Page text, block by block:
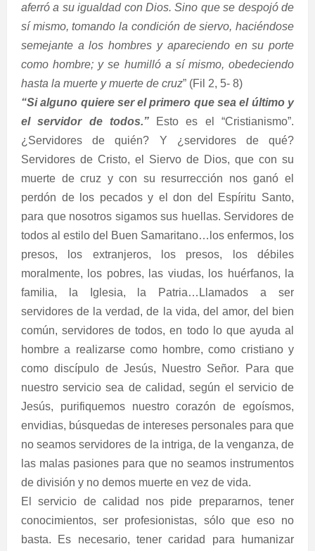
aferró a su igualdad con Dios. Sino que se despojó de
sí mismo, tomando la condición de siervo, haciéndose
semejante a los hombres y apareciendo en su porte
como hombre; y se humilló a sí mismo, obedeciendo
hasta la muerte y muerte de cruz” (Fil 2, 5- 8)
“Si alguno quiere ser el primero que sea el último y
el servidor de todos.”Esto es el “Cristianismo”.
¿Servidores de quién? Y ¿servidores de qué?
Servidores de Cristo, el Siervo de Dios, que con su
muerte de cruz y con su resurrección nos ganó el
perdón de los pecados y el don del Espíritu Santo,
para que nosotros sigamos sus huellas. Servidores de
todos al estilo del Buen Samaritano…los enfermos, los
presos, los extranjeros, los presos, los débiles
moralmente, los pobres, las viudas, los huérfanos, la
familia, la Iglesia, la Patria…Llamados a ser
servidores de la verdad, de la vida, del amor, del bien
común, servidores de todos, en todo lo que ayuda al
hombre a realizarse como hombre, como cristiano y
como discípulo de Jesús, Nuestro Señor. Para que
nuestro servicio sea de calidad, según el servicio de
Jesús, purifiquemos nuestro corazón de egoísmos,
envidias, búsquedas de intereses personales para que
no seamos servidores de la intriga, de la venganza, de
las malas pasiones para que no seamos instrumentos
de división y no demos muerte en vez de vida.
El servicio de calidad nos pide prepararnos, tener
conocimientos, ser profesionistas, sólo que eso no
basta. Es necesario, tener caridad para humanizar